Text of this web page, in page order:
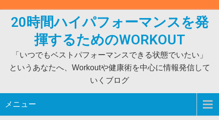
20時間ハイパフォーマンスを発
揮するためのWORKOUT
「いつでもベストパフォーマンスできる状態でいたい」
というあなたへ、Workoutや健康術を中心に情報発信して
いくブログ
メニュー